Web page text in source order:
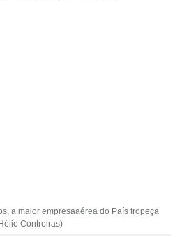
a maior empresaaérea do País tropeça
Contreiras)